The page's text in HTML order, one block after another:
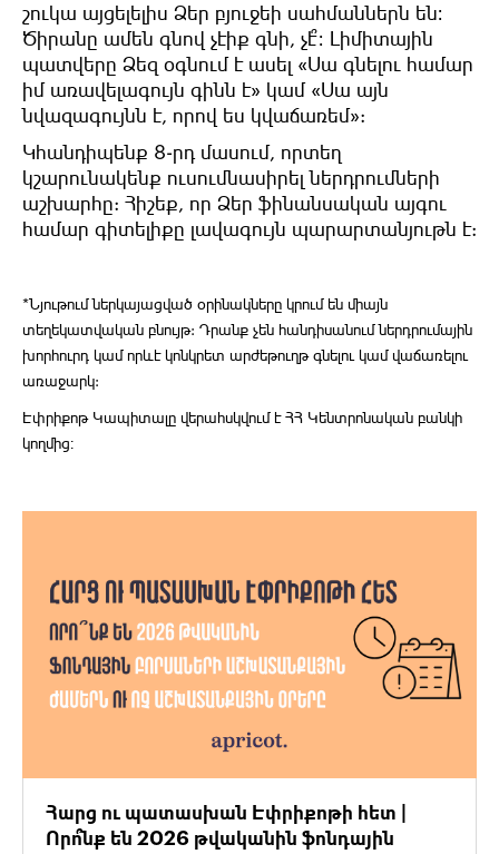
շուկա այցելելիս Ձեր բյուջեի սահմաններն են։
Ծիրանը ամեն գնով չէիք գնի, չէ՞։ Լիմիտային
պատվերը Ձեզ օգնում է ասել «Սա գնելու համար
իմ առավելագույն գինն է» կամ «Սա այն
նվազագույնն է, որով ես կվաճառեմ»:
Կհանդիպենք 8-րդ մասում, որտեղ
կշարունակենք ուսումնասիրել ներդրումների
աշխարհը: Հիշեք, որ Ձեր ֆինանսական այգու
համար գիտելիքը լավագույն պարարտանյութն է:
*Նյութում ներկայացված օրինակները կրում են միայն
տեղեկատվական բնույթ: Դրանք չեն հանդիսանում ներդրումային
խորհուրդ կամ որևէ կոնկրետ արժեթուղթ գնելու կամ վաճառելու
առաջարկ:
Էփրիքոթ Կապիտալը վերահսկվում է ՀՀ Կենտրոնական բանկի
կողմից։
Հարց ու պատասխան Էփրիքոթի հետ |
Որո՞նք են 2026 թվականին ֆոնդային